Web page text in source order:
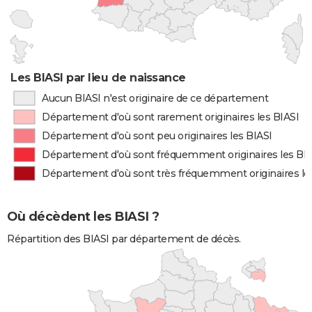
Les BIASI par lieu de naissance
Aucun BIASI n'est originaire de ce département
Département d'où sont rarement originaires les BIASI
Département d'où sont peu originaires les BIASI
Département d'où sont fréquemment originaires les
Département d'où sont très fréquemment originaires
Où décèdent les BIASI ?
Répartition des BIASI par département de décès.